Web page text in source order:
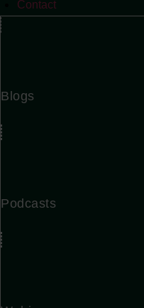
Contact
Blogs
Podcasts